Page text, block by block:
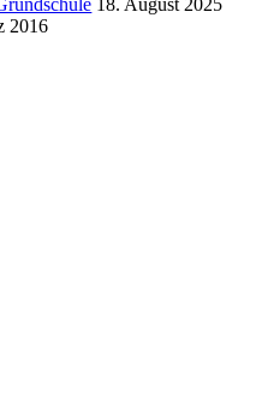
18. August 2025
2016